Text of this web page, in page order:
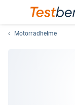
Motorradhelme